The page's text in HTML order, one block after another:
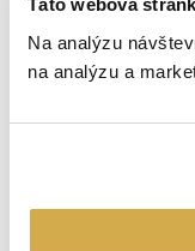
Táto webová
Na analýzu
na analýzu a